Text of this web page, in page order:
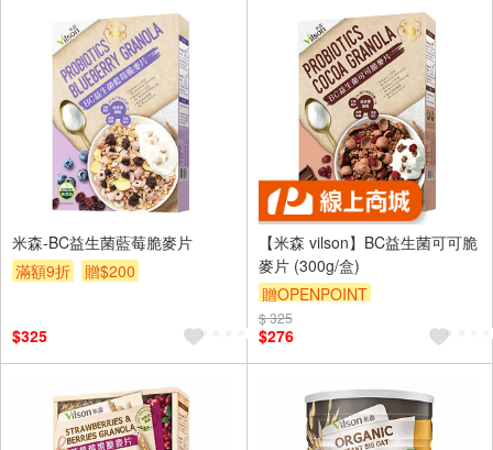
米森-BC益生菌藍莓脆麥片
滿額9折
贈$200
$325
【米森 vilson】BC益生菌可可脆
麥片 (300g/盒)
贈OPENPOINT
$ 325
$276